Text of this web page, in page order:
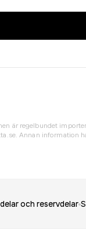
är regelbundet
Annan information
och reservdelar